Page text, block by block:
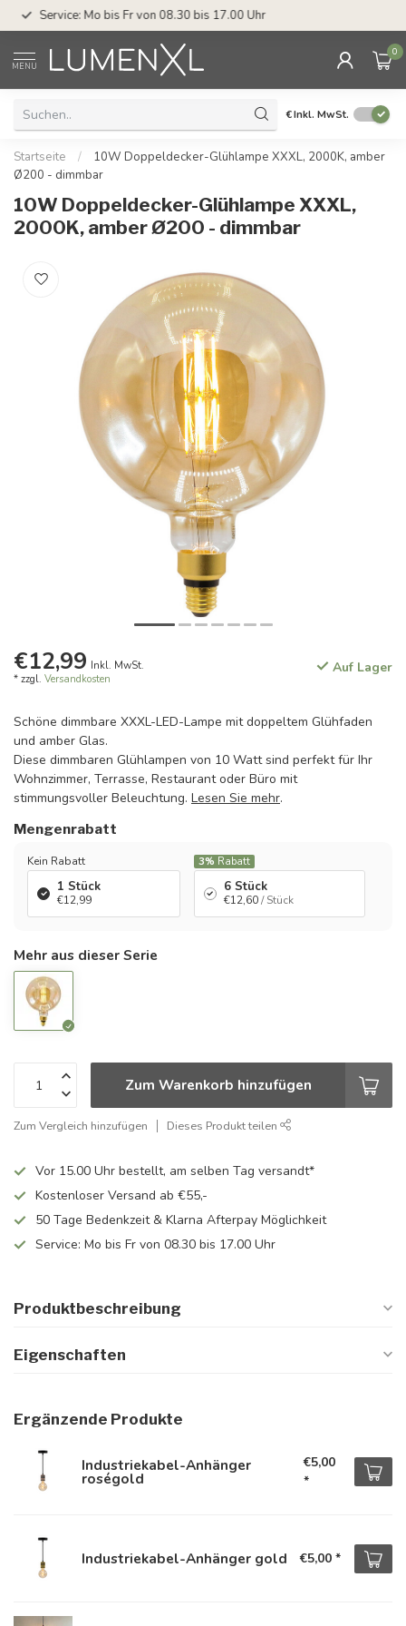
Service: Mo bis Fr von 08.30 bis 17.00 Uhr
MENU
0
€Inkl. MwSt.
Startseite /
10W Doppeldecker-Glühlampe XXXL, 2000K, amber
Ø200 - dimmbar
10W Doppeldecker-Glühlampe XXXL,
2000K, amber Ø200 - dimmbar
€12,99 Inkl. MwSt.
* zzgl. Versandkosten
Auf Lager
Schöne dimmbare XXXL-LED-Lampe mit doppeltem Glühfaden
und amber Glas.
Diese dimmbaren Glühlampen von 10 Watt sind perfekt für Ihr
Wohnzimmer, Terrasse, Restaurant oder Büro mit
stimmungsvoller Beleuchtung. Lesen Sie mehr.
Mengenrabatt
Kein Rabatt
1 Stück
€12,99
3% Rabatt
6 Stück
€12,60 / Stück
Mehr aus dieser Serie
Zum Warenkorb hinzufügen
Zum Vergleich hinzufügen Dieses Produkt teilen
Vor 15.00 Uhr bestellt, am selben Tag versandt*
Kostenloser Versand ab €55,-
50 Tage Bedenkzeit & Klarna Afterpay Möglichkeit
Service: Mo bis Fr von 08.30 bis 17.00 Uhr
Produktbeschreibung
Eigenschaften
Ergänzende Produkte
Industriekabel-Anhänger
roségold
€5,00
*
Industriekabel-Anhänger gold €5,00 *